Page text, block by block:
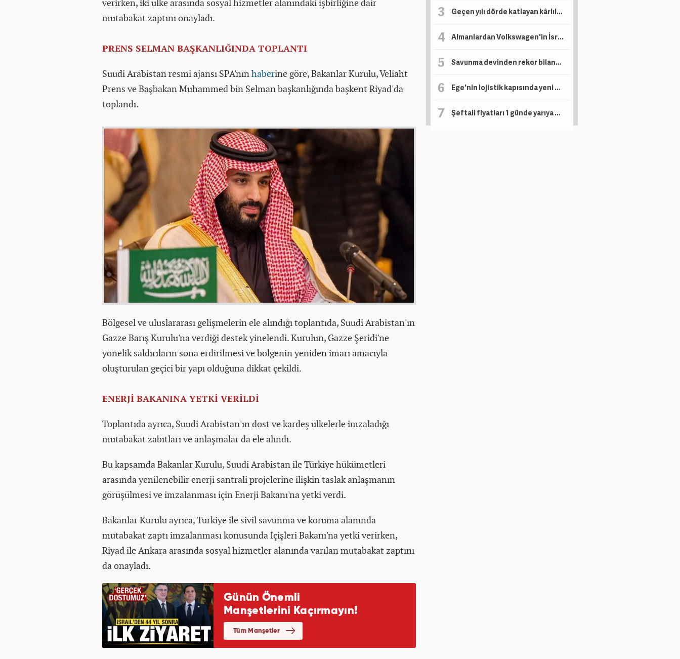
verirken, iki ülke arasında sosyal hizmetler alanındaki işbirliğine dair
mutabakat zaptını onayladı.
PRENS SELMAN BAŞKANLIĞINDA TOPLANTI
Suudi Arabistan resmi ajansı SPA'nınhaberine göre, Bakanlar Kurulu, Veliaht
Prens ve Başbakan Muhammed bin Selman başkanlığında başkent Riyad'da
toplandı.
Bölgesel ve uluslararası gelişmelerin ele alındığı toplantıda, Suudi Arabistan'ın
Gazze Barış Kurulu'na verdiği destek yinelendi. Kurulun, Gazze Şeridi'ne
yönelik saldırıların sona erdirilmesi ve bölgenin yeniden imarı amacıyla
oluşturulan geçici bir yapı olduğuna dikkat çekildi.
ENERJİ BAKANINA YETKİ VERİLDİ
Toplantıda ayrıca, Suudi Arabistan'ın dost ve kardeş ülkelerle imzaladığı
mutabakat zabıtları ve anlaşmalar da ele alındı.
Bu kapsamda Bakanlar Kurulu, Suudi Arabistan ile Türkiye hükümetleri
arasında yenilenebilir enerji santrali projelerine ilişkin taslak anlaşmanın
görüşülmesi ve imzalanması için Enerji Bakanı'na yetki verdi.
Bakanlar Kurulu ayrıca, Türkiye ile sivil savunma ve koruma alanında
mutabakat zaptı imzalanması konusunda İçişleri Bakanı'na yetki verirken,
Riyad ile Ankara arasında sosyal hizmetler alanında varılan mutabakat zaptını
da onayladı.
Geçen yılı dörde katlayan kârlılık! Tüpraş 6 ayda 49,8 milyar TL kâr açıkladı
Almanlardan Volkswagen'in İsrailli Rafael ile üretim planına tepki
Savunma devinden rekor bilanço! 6 aylık net kâr 14,4 milyar lirayı aştı
Ege'nin lojistik kapısında yeni dönem: İzmir Limanı modernizasyonla devleşecek
Şeftali fiyatları 1 günde yarıya düştü